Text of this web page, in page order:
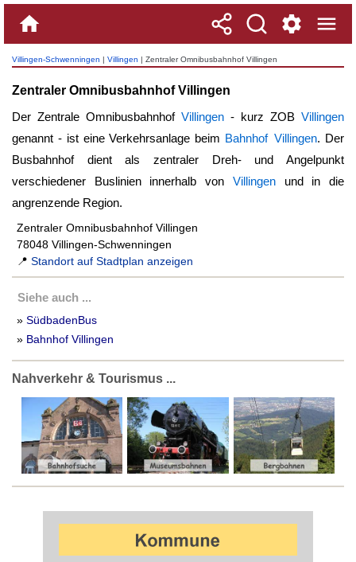
Villingen-Schwenningen | Villingen | Zentraler Omnibusbahnhof Villingen
Zentraler Omnibusbahnhof Villingen
Der Zentrale Omnibusbahnhof Villingen - kurz ZOB Villingen
genannt - ist eine Verkehrsanlage beim Bahnhof Villingen. Der
Busbahnhof dient als zentraler Dreh- und Angelpunkt
verschiedener Buslinien innerhalb von Villingenund in die
angrenzende Region.
Zentraler Omnibusbahnhof Villingen
78048 Villingen-Schwenningen
📍 Standort auf Stadtplan anzeigen
Siehe auch ...
» SüdbadenBus
» Bahnhof Villingen
Nahverkehr & Tourismus ...